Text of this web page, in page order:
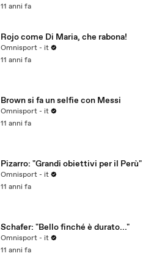
11 anni fa
Rojo come Di Maria, che rabona!
Omnisport - it
11 anni fa
Brown si fa un selfie con Messi
Omnisport - it
11 anni fa
Pizarro: "Grandi obiettivi per il Perù"
Omnisport - it
11 anni fa
Schafer: "Bello finché è durato..."
Omnisport - it
11 anni fa